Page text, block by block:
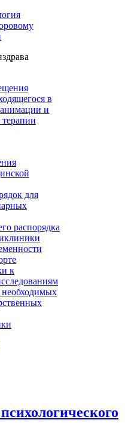
в
и
для
распорядка
к